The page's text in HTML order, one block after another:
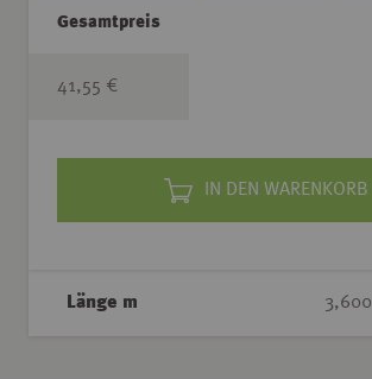
Gesamtpreis
41,55 €
IN DEN WARENKORB
Länge m 3,600